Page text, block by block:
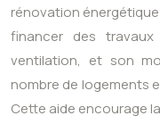
rénovation énergétique
financer des
ventilation, et son
nombre de logements
Cette aide encourage